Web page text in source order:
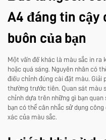
A4 đáng tin cậy
buôn của bạn
Một vấn đề khác là màu sắc in ra
hoặc quá sáng. Nguyên nhân có
điều chỉnh đúng cài đặt màu. Giải
thường trước tiên. Quan sát màu
chỉnh dựa trên những gì bạn quan
bạn có thể cân nhắc sử dụng
xác của màu sắc.